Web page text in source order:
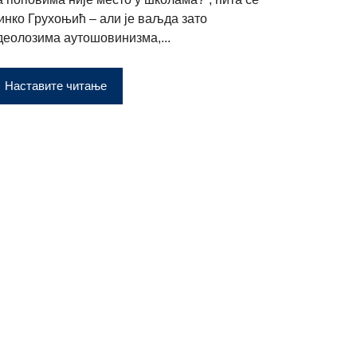
Грухоњић – али је ваљда зато
аутошовинизма,...
Наставите читање